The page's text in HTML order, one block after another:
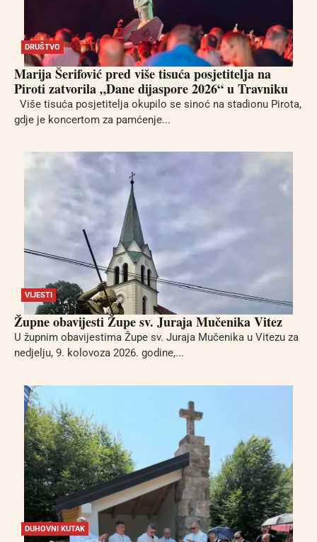
DRUŠTVO
Marija Šerifović pred više tisuća posjetitelja na
Piroti zatvorila „Dane dijaspore 2026“ u Travniku
Više tisuća posjetitelja okupilo se sinoć na stadionu Pirota,
gdje je koncertom za pamćenje...
VIJESTI
Župne obavijesti Župe sv. Juraja Mučenika Vitez
U župnim obavijestima Župe sv. Juraja Mučenika u Vitezu za
nedjelju, 9. kolovoza 2026. godine,...
DUHOVNI KUTAK